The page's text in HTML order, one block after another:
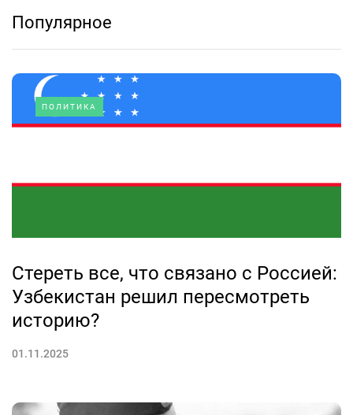
Популярное
ПОЛИТИКА
Стереть все, что связано с Россией:
Узбекистан решил пересмотреть
историю?
01.11.2025